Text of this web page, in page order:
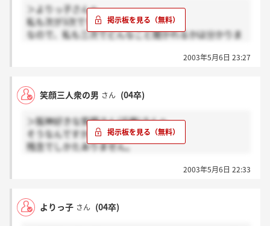
GDはお題はいえませんがその時にインスピレーショ
ンで浮かんだ考えをみんなとどう絡ませていくことが
出来るかが大事なポイントだと思います。
＞よりっ子さんへ
私も次が3次ですっっ（＞＜）
なので、私も三次でどんなこと聞かれるかは分かりま
2003年5月6日 23:27
笑顔三人衆の男 さん (04卒)
＞阪神好きな笑顔さん(近畿)さんへ
そうなんですかーーー
残念でしかたありません。
＞よりっ子さん
次3次面接ですかー。
2003年5月6日 22:33
よりっ子 さん (04卒)